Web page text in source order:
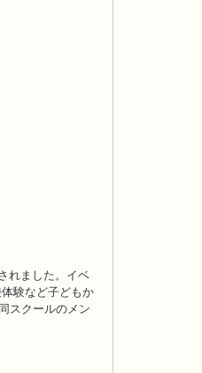
れました。イベ
験など子どもか
スクールのメン